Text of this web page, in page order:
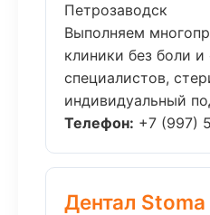
Петрозаводск
Выполняем
клиники без боли
специалистов,
индивидуальный
Телефон: +7 (997)
Дентал